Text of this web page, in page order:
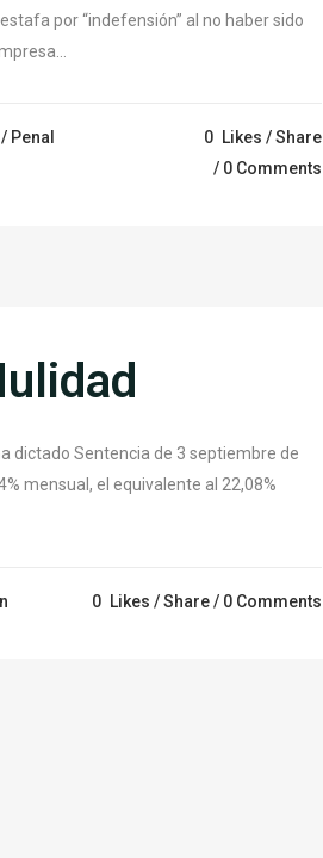
por “indefensión” al no haber sido
/ Penal
0 Likes
Share
0 Comments
dictado Sentencia de 3 septiembre de
mensual, el equivalente al 22,08%
0 Likes Share 0 Comments